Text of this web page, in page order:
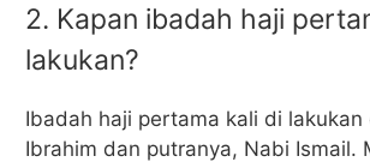
2. Kapan ibadah haji
lakukan?
Ibadah haji pertama kali di lakukan
Ibrahim dan putranya, Nabi Ismail.